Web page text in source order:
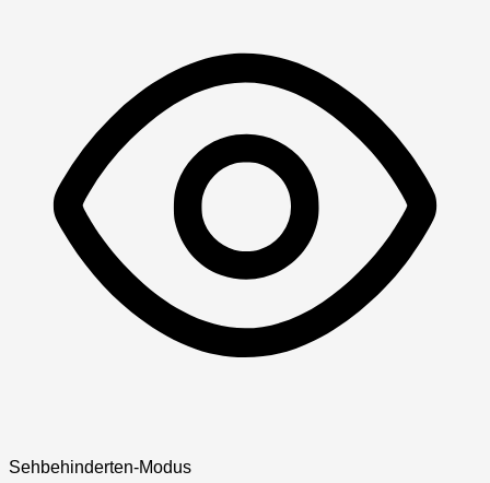
Sehbehinderten-Modus